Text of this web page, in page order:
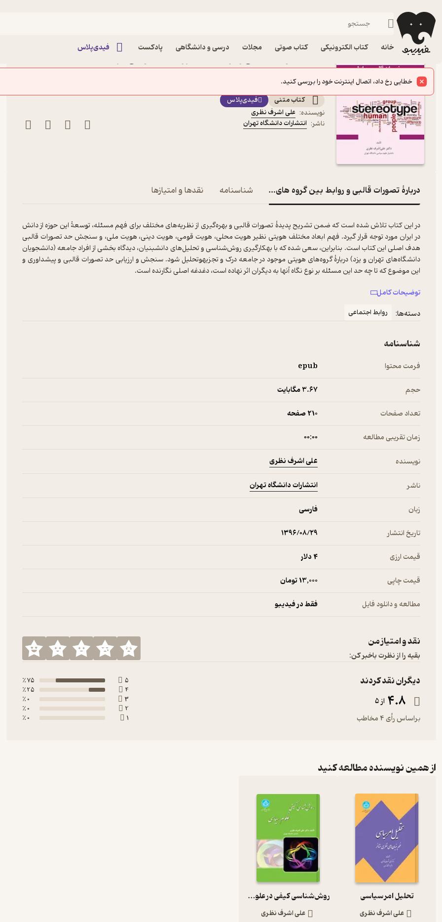
خانه کتاب الکترونیکی کتاب صوتی مجلات درسی و دانشگاهی پادکست فیدی‌پلاس
فیدیبو کتاب الکترونیکی
علی اشرف نظری نشر انتشارات دانشگاه تهران
ارزیابی پیمایشی و مقایسه ای
کتاب متنی
فیدی‌پلاس
نویسنده: علی اشرف نظری
ناشر: انتشارات دانشگاه تهران
دربارۀ تصورات قالبی و روابط بین گروه های هویتیشناسنامه نقدها و امتیازها
در این کتاب تلاش شده است که ضمن تشریح پدیدۀ تصورات قالبی و بهره‌گیری از نظریه‌های مختلف برای فهم مسئله، توسعۀ این حوزه از دانش
در ایران مورد توجه قرار گیرد. فهم ابعاد مختلف هویتی نظیر هویت محلی، هویت قومی، هویت دینی، هویت ملی، و سنجش حد تصورات قالبی
هدف اصلی این کتاب است. بنابراین، سعی شده که با به­کارگیری روش‌شناسی و تحلیل‌های دانش­بنیان، دیدگاه بخشی از افراد جامعه (دانشجویان
دانشگاه‌های تهران و یزد) دربارۀ گروه‌های هویتی موجود در جامعه درک و تجزیه­و­تحلیل شود. سنجش و ارزیابی حد تصورات قالبی و پیش­داوری و
ـ اجتماعی تصورات قالبی است که به­نظر می‌رسد هر نوع بیان و موضع‌گیری معطوف به کلیشه‌سازی و پیش­داوری برآمده از این ابعاد است.
شخصیتی، اجتماعی، فرهنگی، اقتصادی و سیاسی، و در نهایت تمهید مبانی نظری لازم برای مدیریت و کنترل پیش­داوری، تصورات قالبی منفی
توضیحات کامل
دسته‌ها:
روابط اجتماعی
شناسنامه
فرمت محتوا epub
حجم 3.۶۷ مگابایت
تعداد صفحات 210 صفحه
زمان تقریبی مطالعه ۰۰:۰۰
نویسنده علی اشرف نظری
ناشر انتشارات دانشگاه تهران
زبان فارسی
تاریخ انتشار ۱۳۹۶/۰۸/۲۹
قیمت ارزی 4 دلار
قیمت چاپی 13,000 تومان
مطالعه و دانلود فایل فقط در فیدیبو
نقد و امتیاز من
بقیه را از نظرت باخبر کن:
دیگران نقد کردند
4.8 از 5
براساس رأی 4 مخاطب
5
75 ٪
4
25 ٪
3
0 ٪
2
0 ٪
1
0 ٪
از همین نویسنده مطالعه کنید
تحلیل امر سیاسی
علی اشرف نظری
روش‌شناسی کیفی در علوم سیاسی‌
علی اشرف نظری